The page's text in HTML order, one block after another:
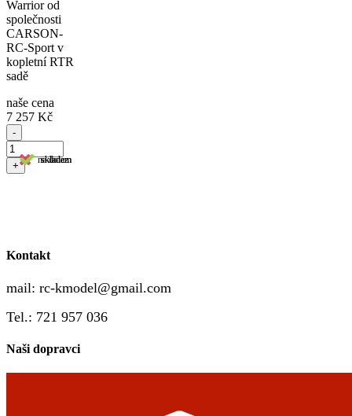
skladem
na dotaz
Warrior od
společnosti
CARSON-
RC-Sport v
kopletní RTR
sadě
naše cena
7 257 Kč
-
+ skladem
Kontakt
mail: rc-kmodel@gmail.com
Tel.: 721 957 036
Naši dopravci